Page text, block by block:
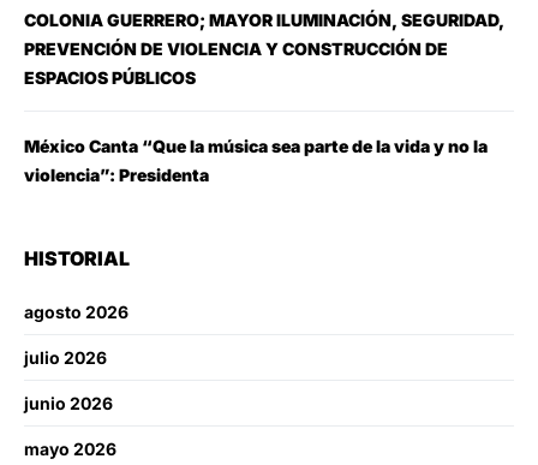
COLONIA GUERRERO; MAYOR ILUMINACIÓN, SEGURIDAD,
PREVENCIÓN DE VIOLENCIA Y CONSTRUCCIÓN DE
ESPACIOS PÚBLICOS
México Canta “Que la música sea parte de la vida y no la
violencia”: Presidenta
HISTORIAL
agosto 2026
julio 2026
junio 2026
mayo 2026